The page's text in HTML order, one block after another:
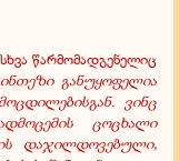
სხვა წარმომადგენელიც
განუყოფელია
ვინც
ცოცხალი
დაჯილდოვებული,